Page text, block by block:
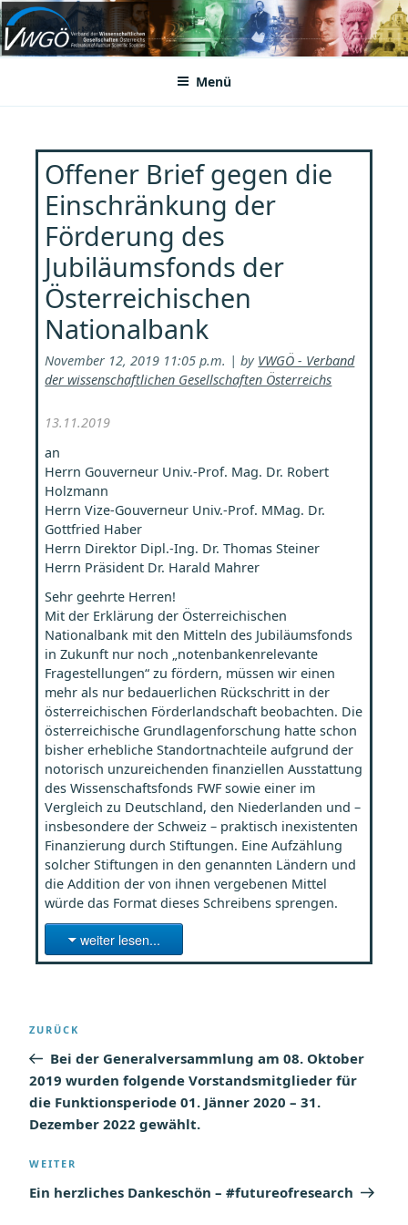
Zum
Inhalt
springenVWGÖ
Federation of Austrian Scientific Societies
Menü
Offener Brief gegen die
Einschränkung der
Förderung des
Jubiläumsfonds der
Österreichischen
Nationalbank
November 12, 2019 11:05 p.m. | by VWGÖ - Verband
der wissenschaftlichen Gesellschaften Österreichs
13.11.2019
an
Herrn Gouverneur Univ.-Prof. Mag. Dr. Robert
Holzmann
Herrn Vize-Gouverneur Univ.-Prof. MMag. Dr.
Gottfried Haber
Herrn Direktor Dipl.-Ing. Dr. Thomas Steiner
Herrn Präsident Dr. Harald Mahrer
Sehr geehrte Herren!
Mit der Erklärung der Österreichischen
Nationalbank mit den Mitteln des Jubiläumsfonds
in Zukunft nur noch „notenbankenrelevante
Fragestellungen“ zu fördern, müssen wir einen
mehr als nur bedauerlichen Rückschritt in der
österreichischen Förderlandschaft beobachten. Die
österreichische Grundlagenforschung hatte schon
bisher erhebliche Standortnachteile aufgrund der
notorisch unzureichenden finanziellen Ausstattung
des Wissenschaftsfonds FWF sowie einer im
Vergleich zu Deutschland, den Niederlanden und –
insbesondere der Schweiz – praktisch inexistenten
Finanzierung durch Stiftungen. Eine Aufzählung
solcher Stiftungen in den genannten Ländern und
die Addition der von ihnen vergebenen Mittel
würde das Format dieses Schreibens sprengen.
weiter lesen...
Beitragsnavigation
Vorheriger
Beitrag
ZURÜCK
Bei der Generalversammlung am 08. Oktober
2019 wurden folgende Vorstandsmitglieder für
die Funktionsperiode 01. Jänner 2020 – 31.
Dezember 2022 gewählt.
Nächster
Beitrag
WEITER
Ein herzliches Dankeschön – #futureofresearch